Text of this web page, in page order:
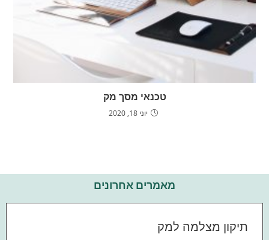
טכנאי מסך מק
יוני 18, 2020
מאמרים אחרונים
תיקון מצלמה למק